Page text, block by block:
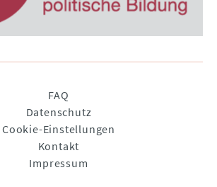
FAQ
Datenschutz
Cookie-Einstellungen
Kontakt
Impressum